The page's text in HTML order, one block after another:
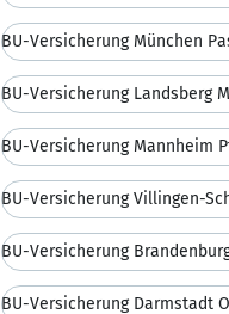
BU-Versicherung München
BU-Versicherung Mannheim
BU-Versicherung Villingen-
BU-Versicherung
BU-Versicherung Darmstadt